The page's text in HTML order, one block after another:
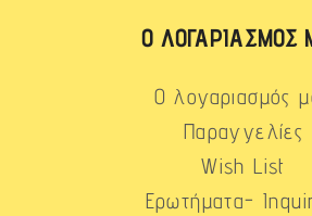
Ο ΛΟΓΑΡΙΑΣΜΌΣ
Ο λογαριασμός
Παραγγελίες
Wish List
Ερωτήματα-